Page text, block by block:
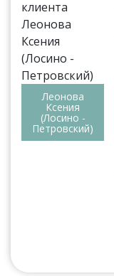
Леонова
Ксения
(Лосино -
Петровский)